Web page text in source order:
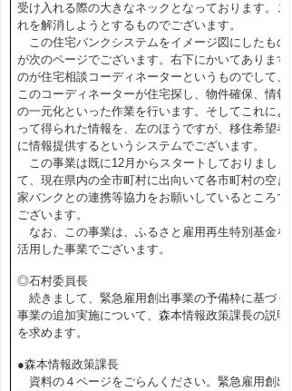
受け入れる際の大きなネックとなっております。こ
れを解消しようとするものでございます。
この住宅バンクシステムをイメージ図にしたもの
が次のページでございます。右下にかいてあります
のが住宅相談コーディネーターというものでして、
このコーディネーターが住宅探し、物件確保、情報
の一元化といった作業を行います。そしてこれによ
って得られた情報を、左のほうですが、移住希望者
に情報提供するというシステムでございます。
この事業は既に12月からスタートしておりまし
て、現在県内の全市町村に出向いて各市町村の空き
家バンクとの連携等協力をお願いしているところで
ございます。
なお、この事業は、ふるさと雇用再生特別基金を
活用した事業でございます。
◎石村委員長
続きまして、緊急雇用創出事業の予備枠に基づく
事業の追加実施について、森本情報政策課長の説明
を求めます。
●森本情報政策課長
資料の４ページをごらんください。緊急雇用創出